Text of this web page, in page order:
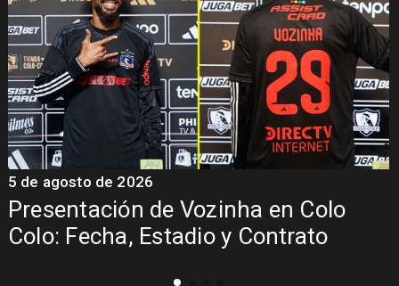
en Colo
Contrato
La Roja enfrentará a
del Mundial 2026